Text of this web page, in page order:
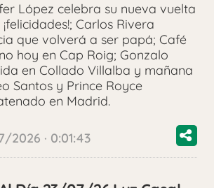
López celebra su nueva vuelta
Carlos Rivera
que volverá a ser papá; Café
hoy en Cap Roig; Gonzalo
en Collado Villalba y mañana
Santos y Prince Royce
en Madrid.
2026 · 0:01:43